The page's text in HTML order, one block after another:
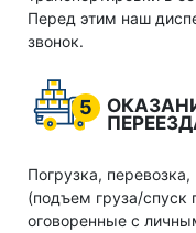
Перед этим наш
звонок.
5
Погрузка, перевозка,
(подъем груза/спуск
оговоренные с